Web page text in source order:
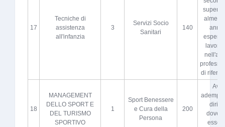
17
Tecniche di
assistenza
all'infanzia
3
Servizi Socio
Sanitari
140
anni
di
18
MANAGEMENT
DELLO SPORT E
DEL TURISMO
SPORTIVO
1
Sport Benessere
e Cura della
Persona
200
Aver